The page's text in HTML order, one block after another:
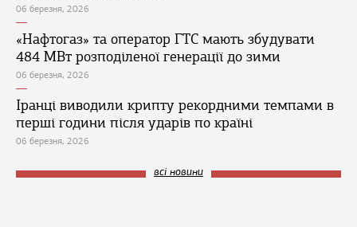
06 березня, 2026
«Нафтогаз» та оператор ГТС мають збудувати
484 МВт розподіленої генерації до зими
06 березня, 2026
Іранці виводили крипту рекордними темпами в
перші години після ударів по країні
06 березня, 2026
всі новини